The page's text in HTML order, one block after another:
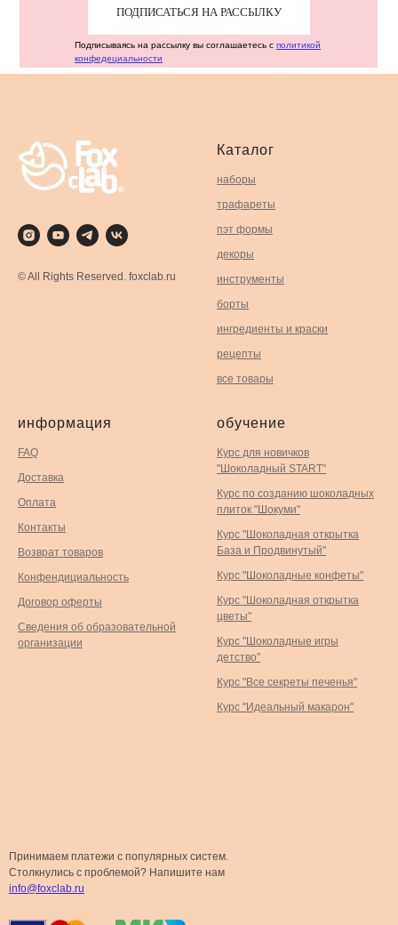
ПОДПИСАТЬСЯ НА РАССЫЛКУ
Подписываясь на рассылку вы соглашаетесь с политикой
конфедециальности
© All Rights Reserved. foxclab.ru
Каталог
наборы
трафареты
пэт формы
декоры
инструменты
борты
ингредиенты и краски
рецепты
все товары
информация
FAQ
Доставка
Оплата
Контакты
Возврат товаров
Конфендициальность
Договор оферты
Сведения об образовательной
организации
обучение
Курс для новичков
"Шоколадный START"
Курс по созданию шоколадных
плиток "Шокуми"
Курс "Шоколадная открытка
База и Продвинутый"
Курс "Шоколадные конфеты"
Курс "Шоколадная открытка
цветы"
Курс "Шоколадные игры
детство"
Курс "Все секреты печенья"
Курс "Идеальный макарон"
Принимаем платежи с популярных систем.
Столкнулись с проблемой? Напишите нам
info@foxclab.ru